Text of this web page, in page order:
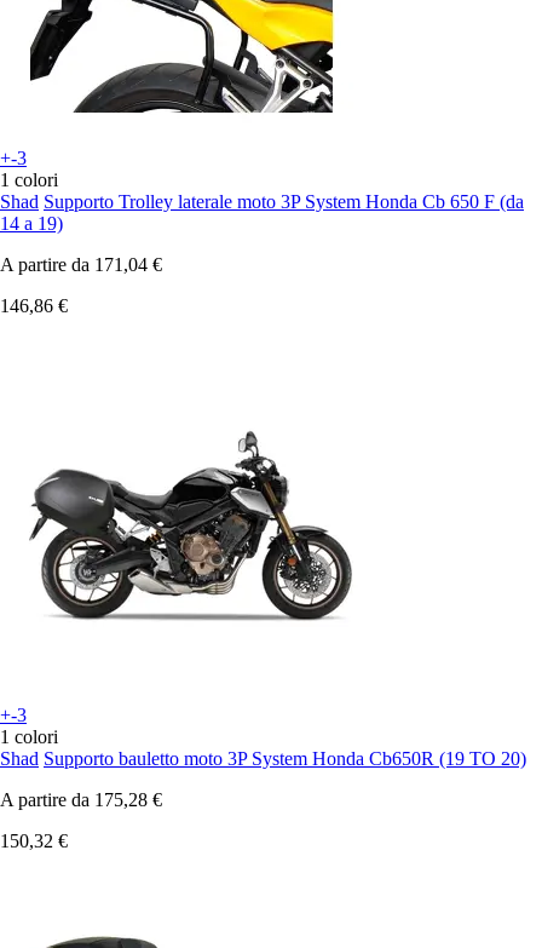
+-3
1 colori
Shad Supporto Trolley laterale moto 3P System Honda Cb 650 F (da
14 a 19)
A partire da 171,04 €
146,86 €
+-3
1 colori
Shad Supporto bauletto moto 3P System Honda Cb650R (19 TO 20)
A partire da 175,28 €
150,32 €